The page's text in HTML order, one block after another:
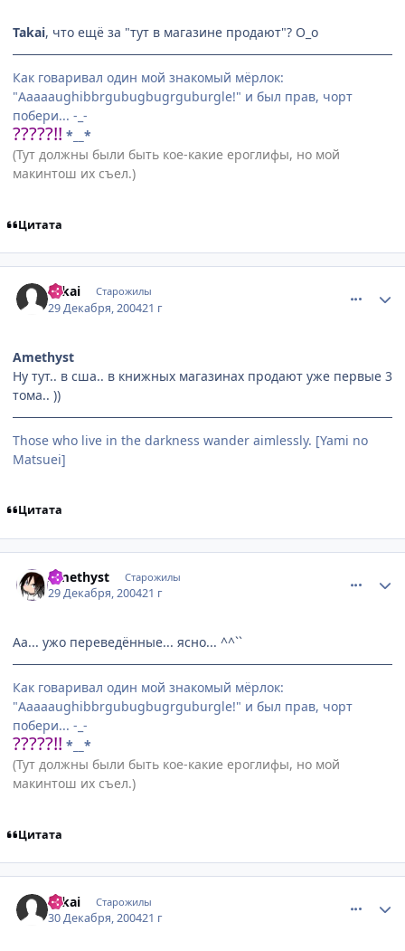
Takai, что ещё за "тут в магазине продают"? О_о
Как говаривал один мой знакомый мёрлок:
"Aaaaaughibbrgubugbugrguburgle!" и был прав, чорт
побери... -_-
?????!! *__*
(Тут должны были быть кое-какие ероглифы, но мой
макинтош их съел.)
Цитата
Takai Старожилы
29 Декабря, 200421 г
Amethyst
Ну тут.. в сша.. в книжных магазинах продают уже первые 3
тома.. ))
Those who live in the darkness wander aimlessly. [Yami no
Matsuei]
Цитата
Amethyst Старожилы
29 Декабря, 200421 г
Аа... ужо переведённые... ясно... ^^``
Как говаривал один мой знакомый мёрлок:
"Aaaaaughibbrgubugbugrguburgle!" и был прав, чорт
побери... -_-
?????!! *__*
(Тут должны были быть кое-какие ероглифы, но мой
макинтош их съел.)
Цитата
Takai Старожилы
30 Декабря, 200421 г